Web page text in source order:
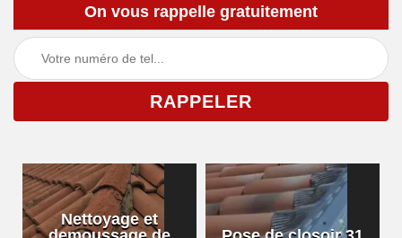
On vous rappelle gratuitement
Nettoyage et